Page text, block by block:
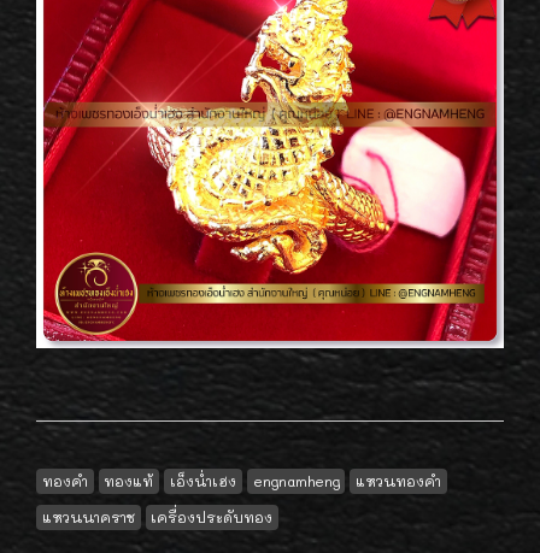
ทองคำ ทองแท้ เอ็งน่ำเฮง engnamheng
แหวนทองคำ
แหวนนาคราช
เครื่องประดับทอง